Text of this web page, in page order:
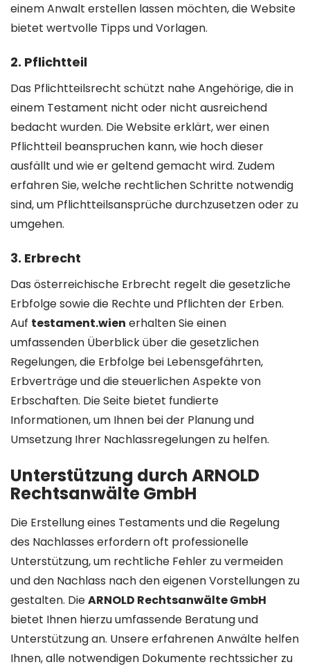
einem Anwalt erstellen lassen möchten, die Website
bietet wertvolle Tipps und Vorlagen.
2. Pflichtteil
Das Pflichtteilsrecht schützt nahe Angehörige, die in
einem Testament nicht oder nicht ausreichend
bedacht wurden. Die Website erklärt, wer einen
Pflichtteil beanspruchen kann, wie hoch dieser
ausfällt und wie er geltend gemacht wird. Zudem
erfahren Sie, welche rechtlichen Schritte notwendig
sind, um Pflichtteilsansprüche durchzusetzen oder zu
umgehen.
3. Erbrecht
Das österreichische Erbrecht regelt die gesetzliche
Erbfolge sowie die Rechte und Pflichten der Erben.
Auf testament.wien erhalten Sie einen
umfassenden Überblick über die gesetzlichen
Regelungen, die Erbfolge bei Lebensgefährten,
Erbverträge und die steuerlichen Aspekte von
Erbschaften. Die Seite bietet fundierte
Informationen, um Ihnen bei der Planung und
Umsetzung Ihrer Nachlassregelungen zu helfen.
Unterstützung durch ARNOLD
Rechtsanwälte GmbH
Die Erstellung eines Testaments und die Regelung
des Nachlasses erfordern oft professionelle
Unterstützung, um rechtliche Fehler zu vermeiden
und den Nachlass nach den eigenen Vorstellungen zu
gestalten. DieARNOLD Rechtsanwälte GmbH
bietet Ihnen hierzu umfassende Beratung und
Unterstützung an. Unsere erfahrenen Anwälte helfen
Ihnen, alle notwendigen Dokumente rechtssicher zu